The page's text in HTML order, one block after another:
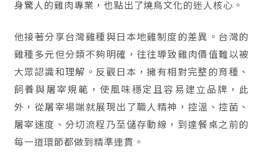
身驚人的雞肉專業，也點出了燒鳥文化的迷人核心。
他接著分享台灣雞種與日本地雞制度的差異。台灣的
雞種多元但分類不夠明確，往往導致雞肉價值難以被
大眾認識和理解。反觀日本，擁有相對完整的育種、
飼養與屠宰規範，使風味穩定且容易建立品牌，此
外，從屠宰場端就展現出了職人精神，控溫、控菌、
屠宰速度、分切流程乃至儲存動線，到達餐桌之前的
每一道環節都做到精準連貫。